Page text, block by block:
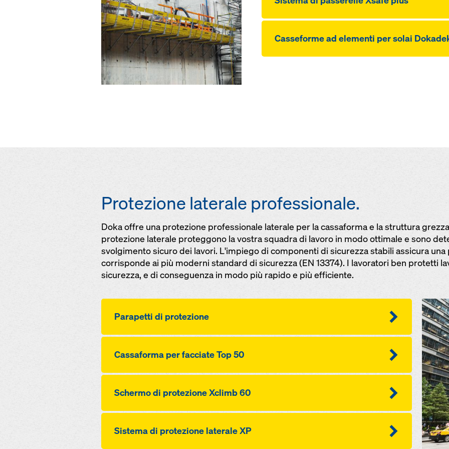
Cas­seforme ad elementi per solai
Protezione laterale professionale.
Doka offre una protezione professionale laterale per la cassaforma e la struttura
protezione laterale proteggono la vostra squadra di lavoro in modo ottimale e sono
svolgimento sicuro dei lavori. L'impiego di componenti di sicurezza stabili assicura
corrisponde ai più moderni standard di sicurezza (EN 13374). I lavoratori ben protetti
sicurezza, e di conseguenza in modo più rapido e più efficiente.
Para­petti di protezione
Cas­saforma per facciate Top 50
Schermo di protezione Xclimb 60
Sistema di protezione laterale XP